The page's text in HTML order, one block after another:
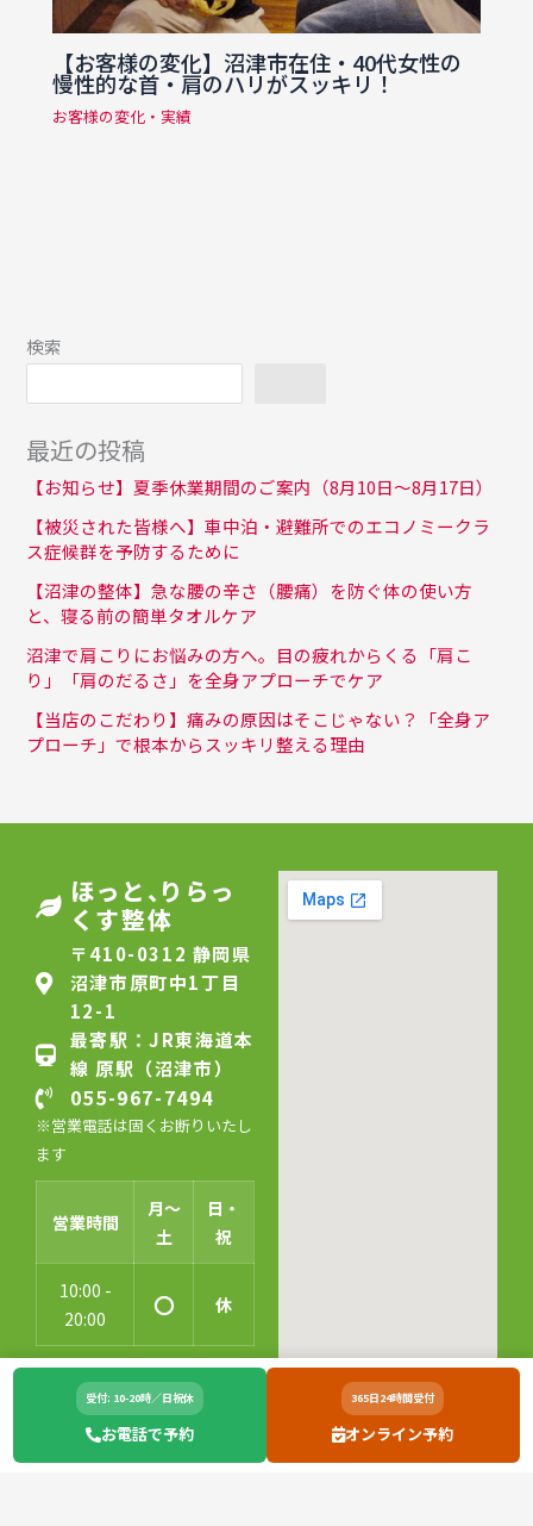
【お客様の変化】沼津市在住・40代女性の
慢性的な首・肩のハリがスッキリ！
お客様の変化・実績
検索
最近の投稿
【お知らせ】夏季休業期間のご案内（8月10日〜8月17日）
【被災された皆様へ】車中泊・避難所でのエコノミークラ
ス症候群を予防するために
【沼津の整体】急な腰の辛さ（腰痛）を防ぐ体の使い方
と、寝る前の簡単タオルケア
沼津で肩こりにお悩みの方へ。目の疲れからくる「肩こ
り」「肩のだるさ」を全身アプローチでケア
【当店のこだわり】痛みの原因はそこじゃない？「全身ア
プローチ」で根本からスッキリ整える理由
受付: 10-20時／日祝休
お電話で予約
365日24時間受付
オンライン予約
ほっと 、りらっ
くす整体
〒410-0312 静岡県
沼津市原町中1丁目
12-1
最寄駅：JR東海道本
線 原駅（沼津市）
055-967-7494
※営業電話は固くお断りいたし
ます
営業時間
月〜
土
日・
祝
10:00 -
20:00
〇 休